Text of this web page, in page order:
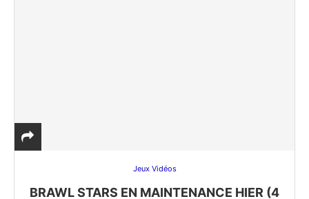
Jeux Vidéos
BRAWL STARS EN MAINTENANCE HIER (4